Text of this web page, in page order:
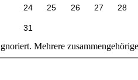
24 25 26 27 28
31
Mehrere